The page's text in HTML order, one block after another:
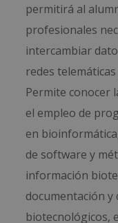
permitirá al
profesionales
intercambiar
redes
Permite conocer
el empleo de
en
de software y
información
documentación y
biotecnológicos,